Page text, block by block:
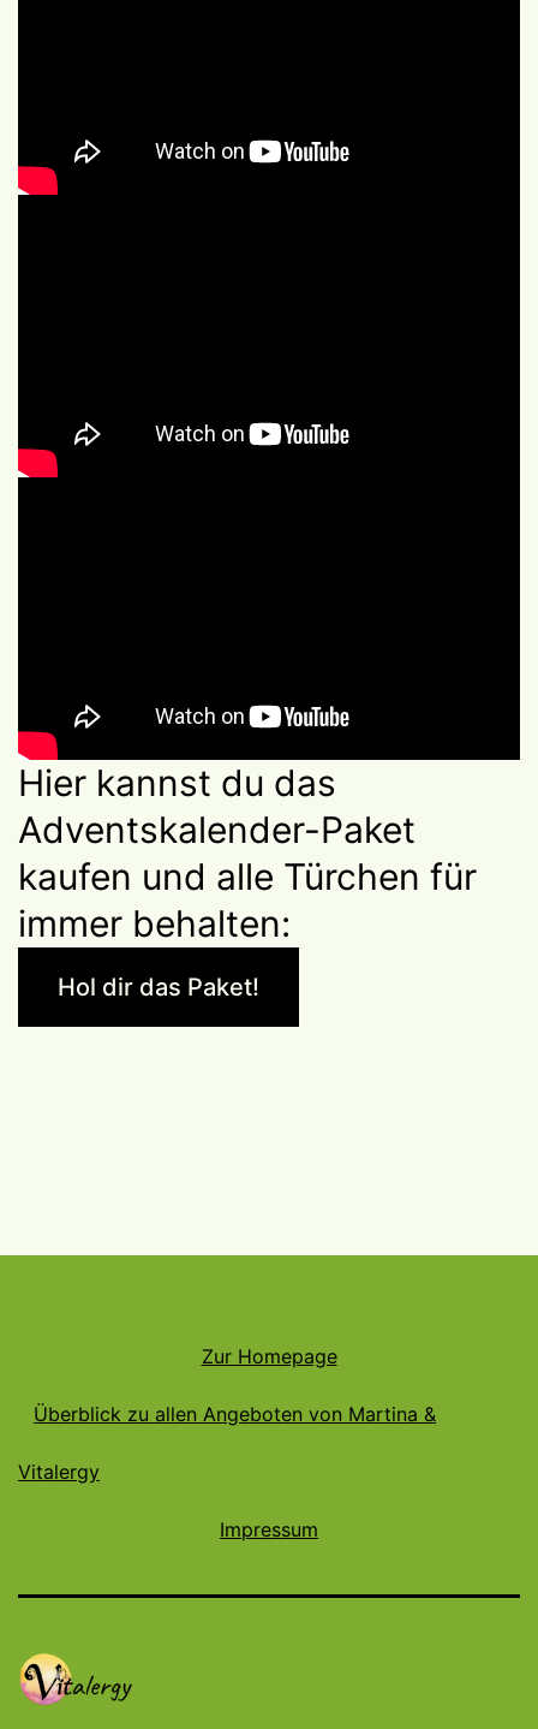
Hier kannst du das
Adventskalender-Paket
kaufen und alle Türchen für
immer behalten:
Hol dir das Paket!
Zur Homepage
Überblick zu allen Angeboten von Martina &
Vitalergy
Impressum